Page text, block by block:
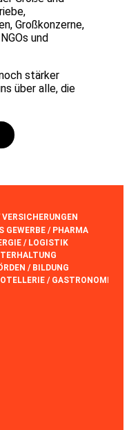
Großkonzerne,
und
stärker
über alle, die
GEWERBE / PHARMA
/ LOGISTIK
/ BILDUNG
/ GASTRONOMIE